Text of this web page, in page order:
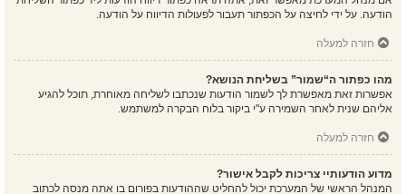
הודעה. על ידי לחיצה על הכפתור תעבור לפעולות הדיווח על הודעה.
חזרה למעלה
מהו כפתור ה“שמור” בשליחת הנושא?
אפשרות זאת מאפשרת לך לשמור הודעות שנכתבו לשליחה מאוחרת, תוכל להגיע
אליהם שנית לאחר השמירה ע"י ביקור בלוח הבקרה למשתמש.
חזרה למעלה
מדוע הודעותיי צריכות לקבל אישור?
המנהל הראשי של המערכת יכול להחליט שההודעות בפורום בו אתה מנסה לכתוב